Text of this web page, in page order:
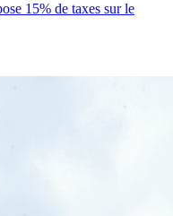
15% de taxes sur le